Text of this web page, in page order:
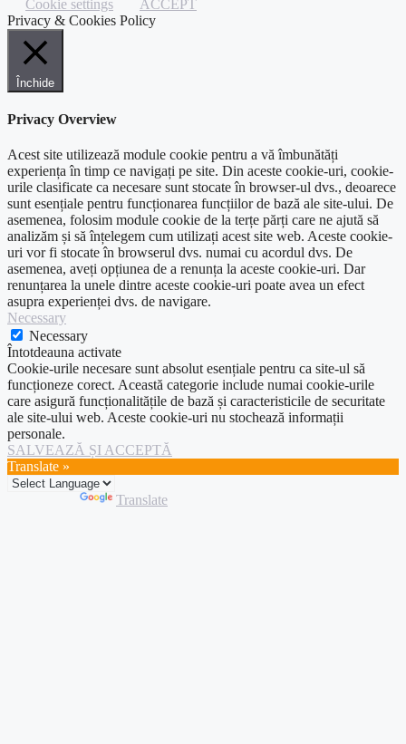
Cookie settings
ACCEPT
Privacy & Cookies Policy
Închide
Privacy Overview
Acest site utilizează module cookie pentru a vă îmbunătăți
experiența în timp ce navigați pe site. Din aceste cookie-uri, cookie-
urile clasificate ca necesare sunt stocate în browser-ul dvs., deoarece
sunt esențiale pentru funcționarea funcțiilor de bază ale site-ului. De
asemenea, folosim module cookie de la terțe părți care ne ajută să
analizăm și să înțelegem cum utilizați acest site web. Aceste cookie-
uri vor fi stocate în browserul dvs. numai cu acordul dvs. De
asemenea, aveți opțiunea de a renunța la aceste cookie-uri. Dar
renunțarea la unele dintre aceste cookie-uri poate avea un efect
asupra experienței dvs. de navigare.
Necessary
Necessary
Întotdeauna activate
Cookie-urile necesare sunt absolut esențiale pentru ca site-ul să
funcționeze corect. Această categorie include numai cookie-urile
care asigură funcționalitățile de bază și caracteristicile de securitate
ale site-ului web. Aceste cookie-uri nu stochează informații
personale.
SALVEAZĂ ȘI ACCEPTĂ
Translate »
Translate